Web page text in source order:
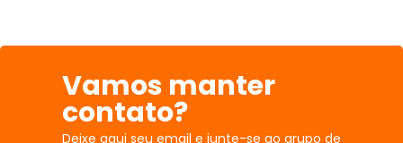
Vamos manter
contato?
Deixe aqui seu email e junte-se ao grupo de